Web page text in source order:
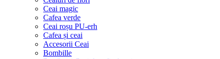
Ceai magic
Cafea verde
Ceai roșu PU-erh
Cafea și ceai
Accesorii Ceai
Bombille